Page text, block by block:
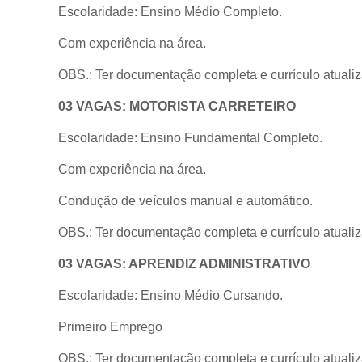
Escolaridade: Ensino Médio Completo.
Com experiência na área.
OBS.: Ter documentação completa e currículo
03 VAGAS: MOTORISTA CARRETEIRO
Escolaridade: Ensino Fundamental Completo.
Com experiência na área.
Condução de veículos manual e automático.
OBS.: Ter documentação completa e currículo
03 VAGAS: APRENDIZ ADMINISTRATIVO
Escolaridade: Ensino Médio Cursando.
Primeiro Emprego
OBS.: Ter documentação completa e currículo